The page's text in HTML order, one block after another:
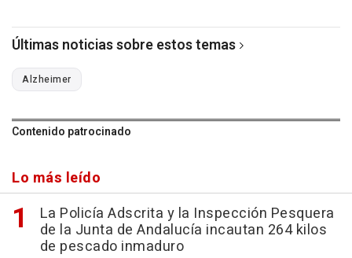
Últimas noticias sobre estos temas
Alzheimer
Contenido patrocinado
Lo más leído
La Policía Adscrita y la Inspección Pesquera
de la Junta de Andalucía incautan 264 kilos
de pescado inmaduro